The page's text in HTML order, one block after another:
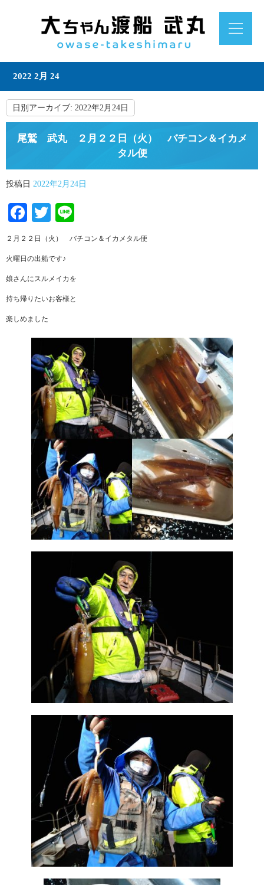
2022 2月 24
日別アーカイブ: 2022年2月24日
尾鷲 武丸 ２月２２日（火） バチコン＆イカメ
タル便
投稿日 2022年2月24日
Facebook
Twitter
２月２２日（火） バチコン＆イカメタル便
火曜日の出船です♪
娘さんにスルメイカを
持ち帰りたいお客様と
楽しめました